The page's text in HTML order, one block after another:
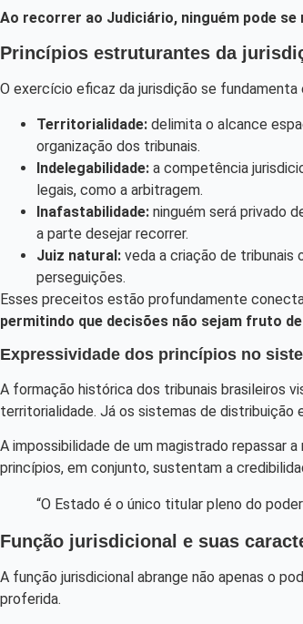
Ao recorrer ao Judiciário, ninguém pode
Princípios estruturantes da
O exercício eficaz da jurisdição se
Territorialidade: delimita o alcance
organização dos tribunais.
Indelegabilidade: a competência
legais, como a arbitragem.
Inafastabilidade: ninguém será privado
a parte desejar recorrer.
Juiz natural: veda a criação de tribunais
perseguições.
Esses preceitos estão profundamente
permitindo que decisões não sejam fruto
Expressividade dos princípios no
A formação histórica dos tribunais brasileiros
territorialidade. Já os sistemas de distribuição
A impossibilidade de um magistrado repassar
princípios, em conjunto, sustentam a
“O Estado é o único titular pleno do
Função jurisdicional e suas
A função jurisdicional abrange não apenas o
proferida.